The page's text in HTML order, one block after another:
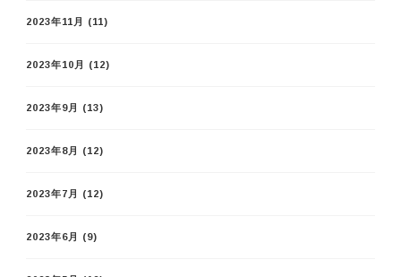
2023年11月 (11)
2023年10月 (12)
2023年9月 (13)
2023年8月 (12)
2023年7月 (12)
2023年6月 (9)